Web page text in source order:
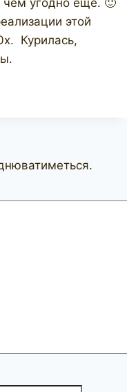
этой
Курилась,